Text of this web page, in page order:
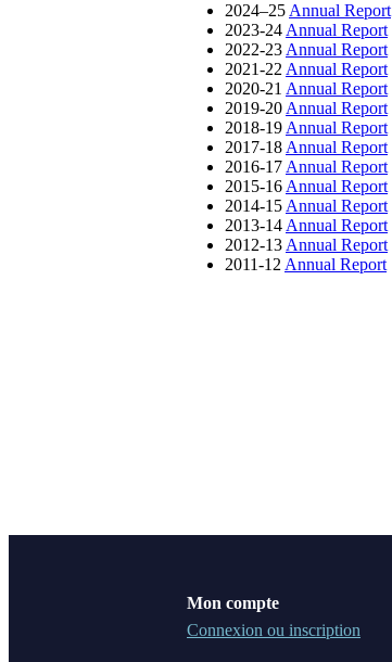
2024–25 Annual Report
2023-24 Annual Report
2022-23 Annual Report
2021-22 Annual Report
2020-21 Annual Report
2019-20 Annual Report
2018-19 Annual Report
2017-18 Annual Report
2016-17 Annual Report
2015-16 Annual Report
2014-15 Annual Report
2013-14 Annual Report
2012-13 Annual Report
2011-12 Annual Report
Mon compte
Connexion ou inscription